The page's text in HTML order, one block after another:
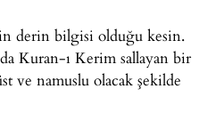
derin bilgisi olduğu kesin.
Kuran-ı Kerim sallayan bir
ve namuslu olacak şekilde